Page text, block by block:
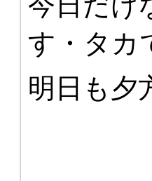
す・タカ
明日も夕